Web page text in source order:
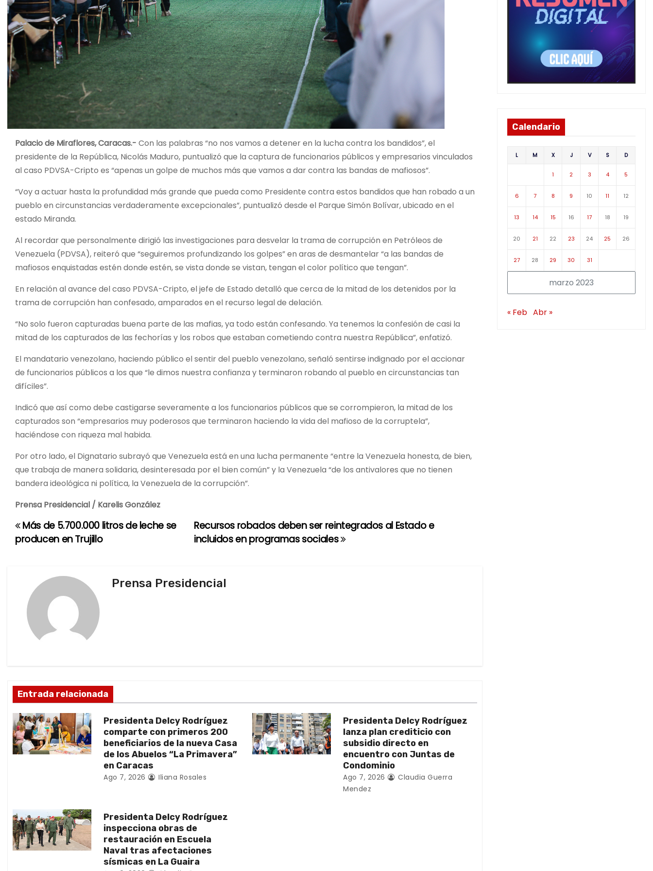
Palacio de Miraflores, Caracas.- Con las palabras “no nos vamos a detener en la lucha contra los bandidos”, el
presidente de la República, Nicolás Maduro, puntualizó que la captura de funcionarios públicos y empresarios vinculados
al caso PDVSA-Cripto es “apenas un golpe de muchos más que vamos a dar contra las bandas de mafiosos”.
“Voy a actuar hasta la profundidad más grande que pueda como Presidente contra estos bandidos que han robado a un
pueblo en circunstancias verdaderamente excepcionales”, puntualizó desde el Parque Simón Bolívar, ubicado en el
estado Miranda.
Al recordar que personalmente dirigió las investigaciones para desvelar la trama de corrupción en Petróleos de
Venezuela (PDVSA), reiteró que “seguiremos profundizando los golpes” en aras de desmantelar “a las bandas de
mafiosos enquistadas estén donde estén, se vista donde se vistan, tengan el color político que tengan”.
En relación al avance del caso PDVSA-Cripto, el jefe de Estado detalló que cerca de la mitad de los detenidos por la
trama de corrupción han confesado, amparados en el recurso legal de delación.
“No solo fueron capturadas buena parte de las mafias, ya todo están confesando. Ya tenemos la confesión de casi la
mitad de los capturados de las fechorías y los robos que estaban cometiendo contra nuestra República”, enfatizó.
El mandatario venezolano, haciendo público el sentir del pueblo venezolano, señaló sentirse indignado por el accionar
de funcionarios públicos a los que “le dimos nuestra confianza y terminaron robando al pueblo en circunstancias tan
difíciles”.
Indicó que así como debe castigarse severamente a los funcionarios públicos que se corrompieron, la mitad de los
capturados son “empresarios muy poderosos que terminaron haciendo la vida del mafioso de la corruptela”,
haciéndose con riqueza mal habida.
Por otro lado, el Dignatario subrayó que Venezuela está en una lucha permanente “entre la Venezuela honesta, de bien,
que trabaja de manera solidaria, desinteresada por el bien común” y la Venezuela “de los antivalores que no tienen
bandera ideológica ni política, la Venezuela de la corrupción”.
Prensa Presidencial / Karelis González
N
a
ó
n
d
e
t
r
a
Recursos robados deben ser reintegrados al Estado e
incluidos en programas sociales
Más de 5.700.000 litros de leche se
producen en Trujillo
Prensa Presidencial
Entrada relacionada
Presidenta Delcy Rodríguez
comparte con primeros 200
beneficiarios de la nueva Casa
de los Abuelos “La Primavera”
en Caracas
Ago 7, 2026 Iliana Rosales
Presidenta Delcy Rodríguez
lanza plan crediticio con
subsidio directo en
encuentro con Juntas de
Condominio
Ago 7, 2026
Claudia Guerra
Mendez
Presidenta Delcy Rodríguez
inspecciona obras de
restauración en Escuela
Naval tras afectaciones
sísmicas en La Guaira
Calendario
marzo 2023
L M X J V S D
1 2 3 4 5
6 7 8 9 10 11 12
13 14 15 16 17 18 19
20 21 22 23 24 25 26
27 28 29 30 31
« Feb Abr »